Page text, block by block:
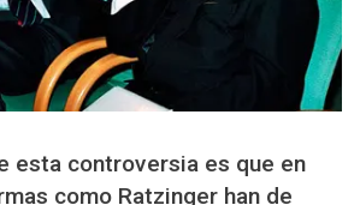
esta controversia es que en
como Ratzinger han de